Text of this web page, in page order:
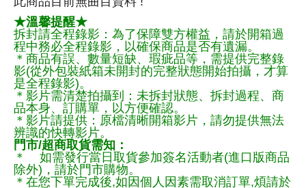
★溫馨提醒★
拆封請全程錄影：為了保障雙方權益，請於開箱過
程中務必全程錄影，以確保商品是否有遺漏。
＊商品有誤、數量短缺、瑕疵品等，需提供完整錄
影(從外包裝紙箱未開封的完整狀態開始拍攝，才算
是全程錄影)。
＊影片需清楚拍攝到：未拆封狀態、拆封過程、商
品本身、訂購單，以方便確認。
＊影片請提供：原檔清晰開箱影片，請勿提供無法
辨識的快轉影片。
門市/超商取貨需知：
＊ 如需發行當日取貨參加簽名活動者(進口版商品
除外)，請於門市購物。
＊在您下單完成後,如因個人因素需取消訂單,煩請於